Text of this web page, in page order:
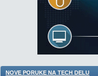
NOVE PORUKE NA TECH DELU